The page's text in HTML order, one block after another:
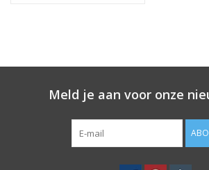
Meld je aan voor onze